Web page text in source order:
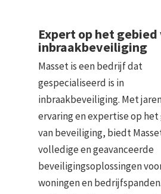
Expert op het gebied
inbraakbeveiliging
Masset is een bedrijf dat
gespecialiseerd is in
inbraakbeveiliging. Met
ervaring en expertise op
van beveiliging, biedt
volledige en geavanceerde
beveiligingsoplossingen
woningen en